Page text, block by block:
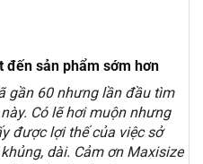
đến sản phẩm sớm hơn
gần 60 nhưng lần đầu tìm
Có lẽ hơi muộn nhưng
được lợi thế của việc sở
dài. Cảm ơn Maxisize